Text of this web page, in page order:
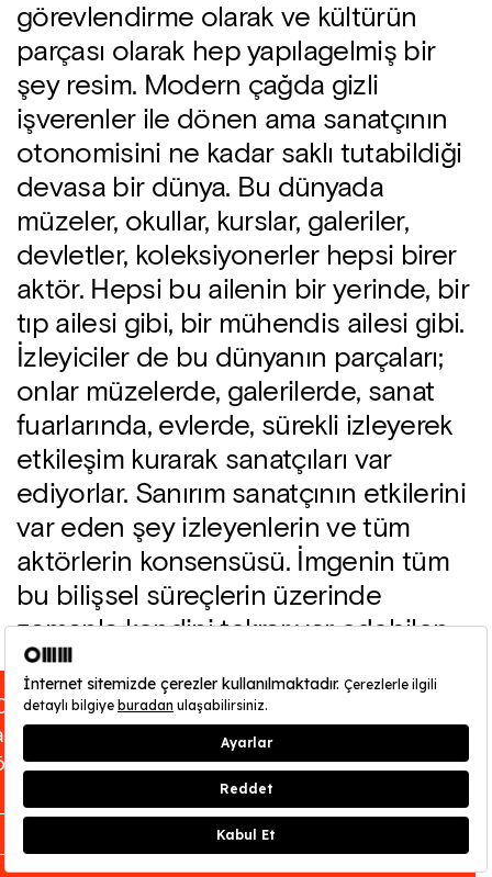
görevlendirme olarak ve kültürün
parçası olarak hep yapılagelmiş bir
şey resim. Modern çağda gizli
işverenler ile dönen ama sanatçının
otonomisini ne kadar saklı tutabildiği
devasa bir dünya. Bu dünyada
müzeler, okullar, kurslar, galeriler,
devletler, koleksiyonerler hepsi birer
aktör. Hepsi bu ailenin bir yerinde, bir
tıp ailesi gibi, bir mühendis ailesi gibi.
İzleyiciler de bu dünyanın parçaları;
onlar müzelerde, galerilerde, sanat
fuarlarında, evlerde, sürekli izleyerek
etkileşim kurarak sanatçıları var
ediyorlar. Sanırım sanatçının etkilerini
var eden şey izleyenlerin ve tüm
aktörlerin konsensüsü. İmgenin tüm
bu bilişsel süreçlerin üzerinde
zamanla kendini tekrar var edebilen
bir gücü de var. Her şey bu
yörüngede “meraklısına” salınıyor.
Kimin ne anladığı bir çok yöne sahip
olsa da zaman büyük
kütüphanesinde önce her şeyi
indirgiyor, yüzyılları paketler hâline
çeviriyor, işte bugün üçüncü
- Odunpazarı Modern Müze’nin ziyarete
olduğu gün ve saatleri buraya
KAPAT